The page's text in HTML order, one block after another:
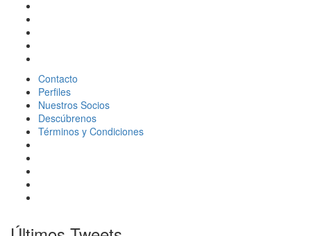
Contacto
Perfiles
Nuestros Socios
Descúbrenos
Términos y Condiciones